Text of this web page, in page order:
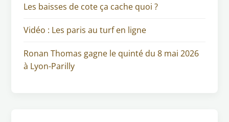
Les baisses de cote ça cache quoi ?
Vidéo : Les paris au turf en ligne
Ronan Thomas gagne le quinté du 8 mai 2026
à Lyon-Parilly